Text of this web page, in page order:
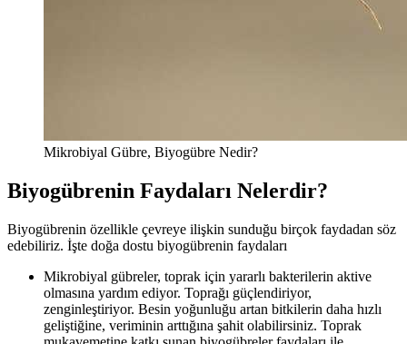
Mikrobiyal Gübre, Biyogübre Nedir?
Biyogübrenin Faydaları Nelerdir?
Biyogübrenin özellikle çevreye ilişkin sunduğu birçok faydadan söz
edebiliriz. İşte doğa dostu biyogübrenin faydaları
Mikrobiyal gübreler, toprak için yararlı bakterilerin aktive
olmasına yardım ediyor. Toprağı güçlendiriyor,
zenginleştiriyor. Besin yoğunluğu artan bitkilerin daha hızlı
geliştiğine, veriminin arttığına şahit olabilirsiniz. Toprak